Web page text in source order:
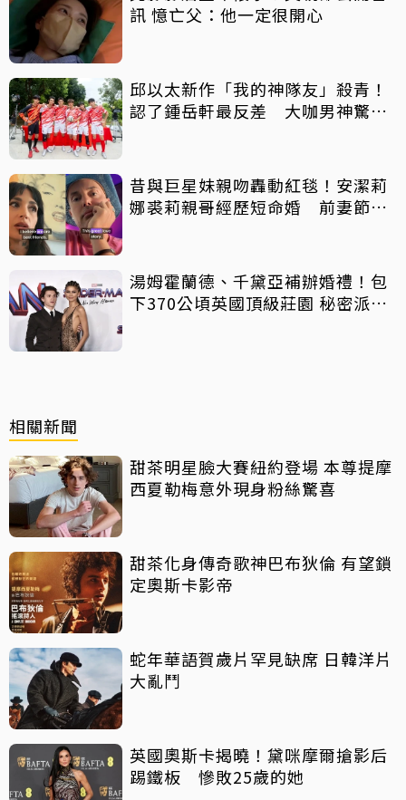
訊 憶亡父：他一定很開心
邱以太新作「我的神隊友」殺青！
認了鍾岳軒最反差 大咖男神驚喜
昔與巨星妹親吻轟動紅毯！安潔莉
娜裘莉親哥經歷短命婚 前妻節目
湯姆霍蘭德、千黛亞補辦婚禮！包
下370公頃英國頂級莊園 秘密派對
相關新聞
甜茶明星臉大賽紐約登場 本尊提摩
西夏勒梅意外現身粉絲驚喜
甜茶化身傳奇歌神巴布狄倫 有望鎖
定奧斯卡影帝
蛇年華語賀歲片罕見缺席 日韓洋片
大亂鬥
英國奧斯卡揭曉！黛咪摩爾搶影后
踢鐵板 慘敗25歲的她